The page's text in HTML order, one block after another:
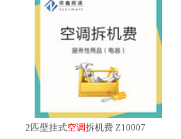
2匹壁挂式空调拆机费 Z10007